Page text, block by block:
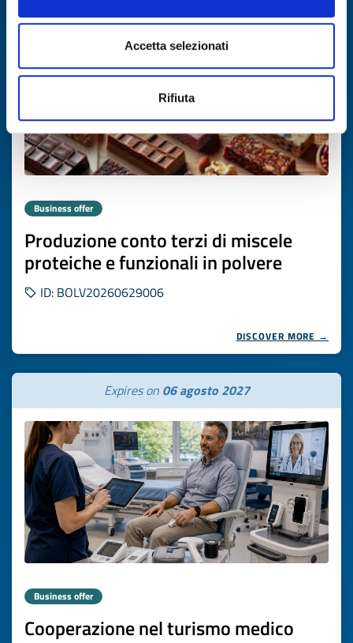
Accetta selezionati
Rifiuta
Business offer
Produzione conto terzi di miscele
proteiche e funzionali in polvere
ID: BOLV20260629006
DISCOVER MORE →
Expires on 06 agosto 2027
Business offer
Cooperazione nel turismo medico